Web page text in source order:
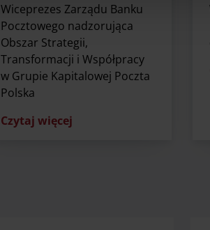
Wiceprezes Zarządu Banku
Pocztowego nadzorująca
Obszar Strategii,
Transformacji i Współpracy
w Grupie Kapitalowej Poczta
Polska
Czytaj więcej